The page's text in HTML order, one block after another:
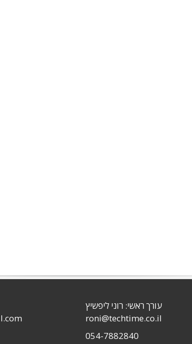
עורך ראשי: רוני ליפשיץ
roni@techtime.co.il
054-7882840